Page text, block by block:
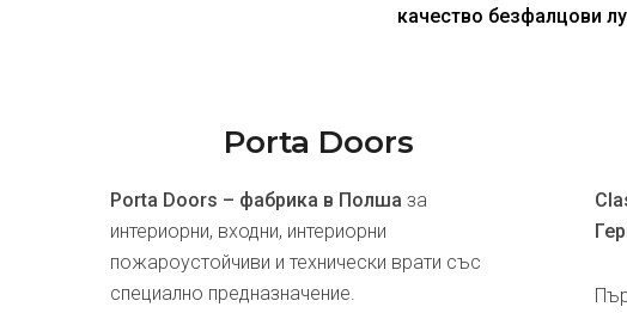
качество безфалцови
Porta Doors
Porta Doors – фабрика в Полша за
интериорни, входни, интериорни
пожароустойчиви и технически врати със
специално предназначение.